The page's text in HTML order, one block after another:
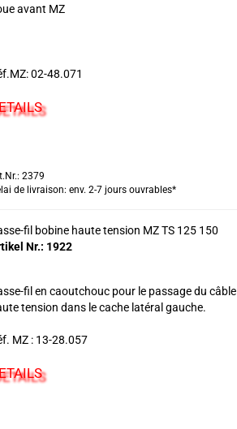
avant MZ
02-48.071
2379
de livraison: env. 2-7 jours ouvrables*
fil bobine haute tension MZ TS 125 150
Nr.: 1922
fil en caoutchouc pour le passage du câble
tension dans le cache latéral gauche.
MZ : 13-28.057